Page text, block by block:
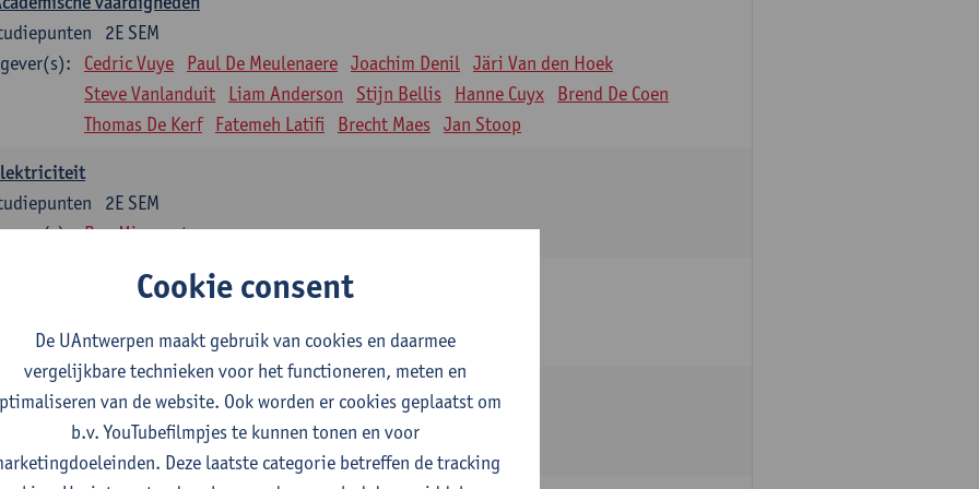
2E SEM
Cedric Vuye Paul De Meulenaere Joachim Denil Järi Van den Hoek
Steve Vanlanduit
Liam Anderson Stijn Bellis Hanne Cuyx
Brend De Coen
Thomas De Kerf
Fatemeh Latifi Brecht Maes Jan Stoop
2E SEM
Ben Minnaert
en Dynamica
Gunther Steenackers Steven Lenssen
2E SEM
studiepunten
Linda Beenaerts
Cookie consent
De UAntwerpen maakt gebruik van cookies en daarmee
vergelijkbare technieken voor het functioneren, meten en
van de website. Ook worden er cookies geplaatst om
b.v. YouTubefilmpjes te kunnen tonen en voor
Deze laatste categorie betreffen de tracking